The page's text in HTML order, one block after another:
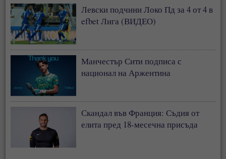
Левски подчини Локо Пд за 4 от 4 в
efbet Лига (ВИДЕО)
Манчестър Сити подписа с
национал на Аржентина
Скандал във Франция: Съдия от
елита пред 18-месечна присъда